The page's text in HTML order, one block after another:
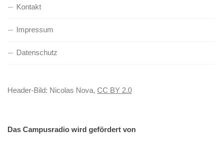
Kontakt
Impressum
Datenschutz
Header-Bild: Nicolas Nova, CC BY 2.0
Das Campusradio wird gefördert von